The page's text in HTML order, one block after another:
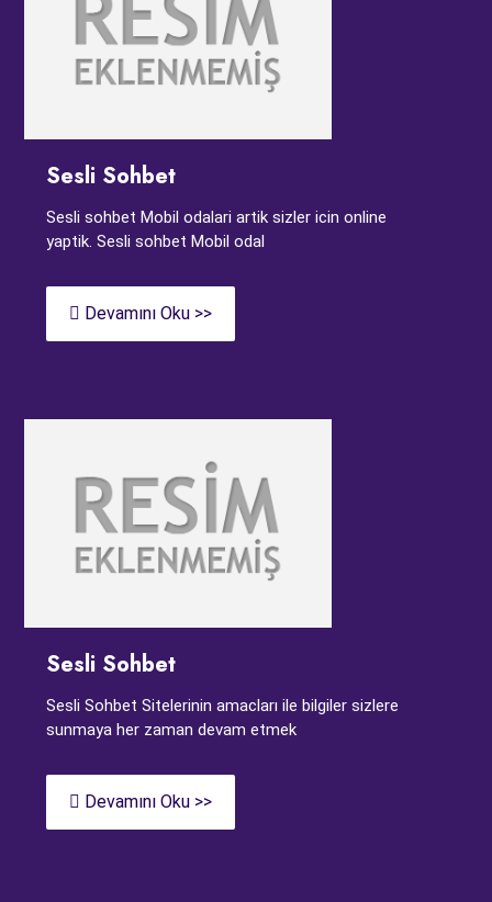
Sesli Sohbet
Sesli sohbet Mobil odalari artik sizler icin online
yaptik. Sesli sohbet Mobil odal
Devamını Oku >>
Sesli Sohbet
Sesli Sohbet Sitelerinin amacları ile bilgiler sizlere
sunmaya her zaman devam etmek
Devamını Oku >>